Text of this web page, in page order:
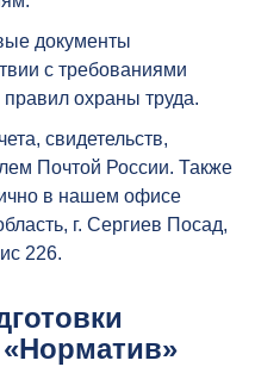
документы
с требованиями
охраны труда.
свидетельств,
Почтой России. Также
в нашем офисе
г. Сергиев Посад,
226.